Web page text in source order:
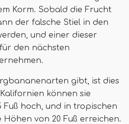
Korm. Sobald die Frucht
der falsche Stiel in den
und einer dieser
den nächsten
gibt, ist dies
können sie
Fuß hoch, und in tropischen
Höhen von 20 Fuß erreichen.